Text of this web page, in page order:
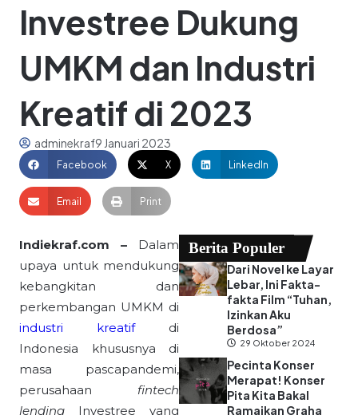
Investree Dukung
UMKM dan Industri
Kreatif di 2023
adminekraf9 Januari 2023
Facebook X LinkedIn
Email Print
Indiekraf.com – Dalam
upaya untuk mendukung
kebangkitan dan
perkembangan UMKM di
industri kreatifdi
Indonesia khususnya di
masa pascapandemi,
perusahaan fintech
lending Investree yang
Berita Populer
Dari Novel ke Layar
Lebar, Ini Fakta-
fakta Film “Tuhan,
Izinkan Aku
Berdosa”
29 Oktober 2024
Pecinta Konser
Merapat! Konser
Pita Kita Bakal
Ramaikan Graha